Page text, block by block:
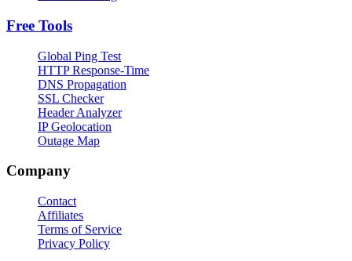
Free Tools
Global Ping Test
HTTP Response-Time
DNS Propagation
SSL Checker
Header Analyzer
IP Geolocation
Outage Map
Company
Contact
Affiliates
Terms of Service
Privacy Policy